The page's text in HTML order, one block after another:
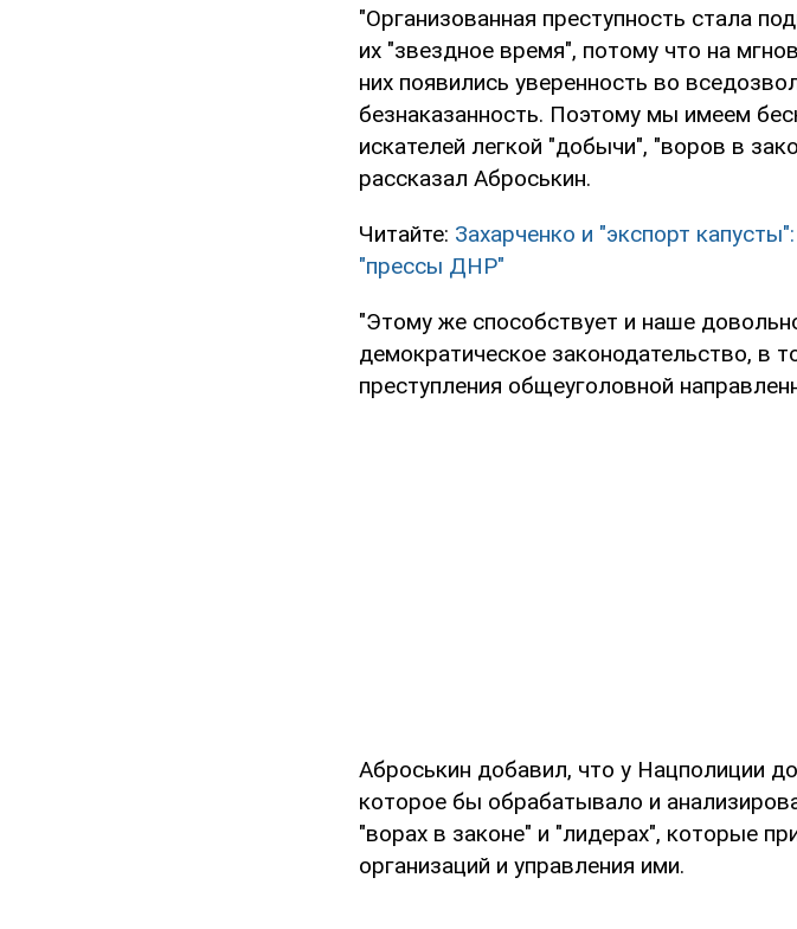
"Организованная преступность стала
их "звездное время", потому что на
них появились уверенность во
безнаказанность. Поэтому мы имеем
искателей легкой "добычи", "воров в
рассказал Аброськин.
Читайте: Захарченко и "экспорт
"прессы ДНР"
"Этому же способствует и наше
демократическое законодательство, в
преступления общеуголовной
Аброськин добавил, что у Нацполиции
которое бы обрабатывало и
"ворах в законе" и "лидерах", которые
организаций и управления ими.